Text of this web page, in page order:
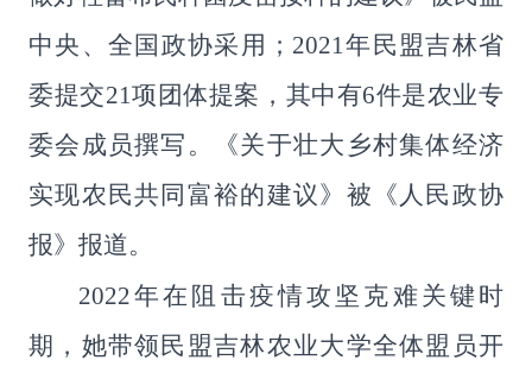
中央、全国政协采用； 2021年民盟吉林省
委提交21项团体提案，其中有6件是农业专
委会成员撰写。《关于壮大乡村集体经济
实现农民共同富裕的建议》被《人民政协
报》报道。
2022年在阻击疫情攻坚克难关键时
期，她带领民盟吉林农业大学全体盟员开